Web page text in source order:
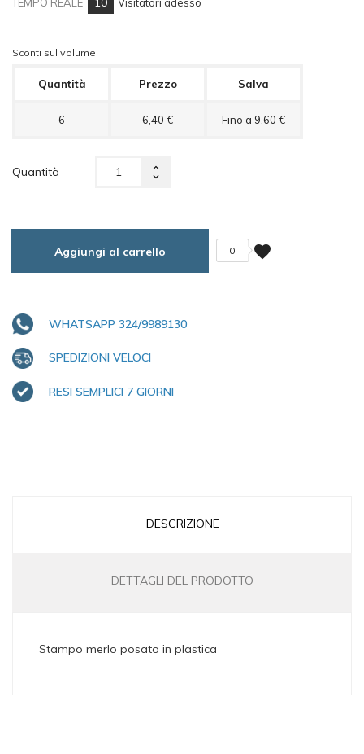
Sconti sul volume
Quantità Prezzo Salva
6 6,40 € Fino a 9,60 €
Quantità
Aggiungi al carrello favorite
0
WHATSAPP 324/9989130
SPEDIZIONI VELOCI
RESI SEMPLICI 7 GIORNI
DESCRIZIONE
DETTAGLI DEL PRODOTTO
Stampo merlo posato in plastica